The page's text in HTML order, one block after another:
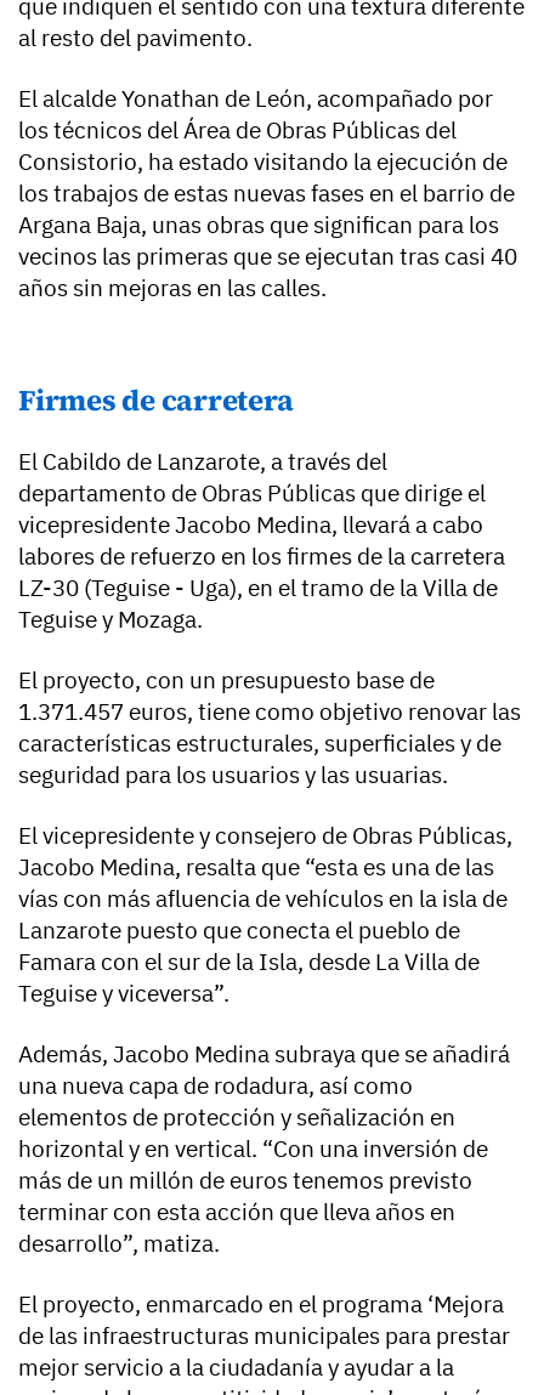
al resto del pavimento.
El alcalde Yonathan de León, acompañado por
los técnicos del Área de Obras Públicas del
Consistorio, ha estado visitando la ejecución de
los trabajos de estas nuevas fases en el barrio de
Argana Baja, unas obras que significan para los
vecinos las primeras que se ejecutan tras casi 40
años sin mejoras en las calles.
Firmes de carretera
El Cabildo de Lanzarote, a través del
departamento de Obras Públicas que dirige el
vicepresidente Jacobo Medina, llevará a cabo
labores de refuerzo en los firmes de la carretera
LZ-30 (Teguise - Uga), en el tramo de la Villa de
Teguise y Mozaga.
El proyecto, con un presupuesto base de
1.371.457 euros, tiene como objetivo renovar las
características estructurales, superficiales y de
seguridad para los usuarios y las usuarias.
El vicepresidente y consejero de Obras Públicas,
Jacobo Medina, resalta que “esta es una de las
vías con más afluencia de vehículos en la isla de
Lanzarote puesto que conecta el pueblo de
Famara con el sur de la Isla, desde La Villa de
Teguise y viceversa”.
Además, Jacobo Medina subraya que se añadirá
una nueva capa de rodadura, así como
elementos de protección y señalización en
horizontal y en vertical. “Con una inversión de
más de un millón de euros tenemos previsto
terminar con esta acción que lleva años en
desarrollo”, matiza.
El proyecto, enmarcado en el programa ‘Mejora
de las infraestructuras municipales para prestar
mejor servicio a la ciudadanía y ayudar a la